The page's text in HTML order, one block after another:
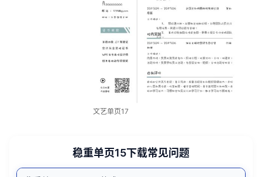
文艺单页17
稳重单页15下载常见问题